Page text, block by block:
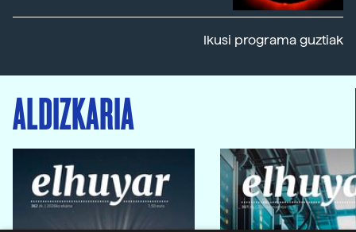
Ikusi programa guztiak
ALDIZKARIA